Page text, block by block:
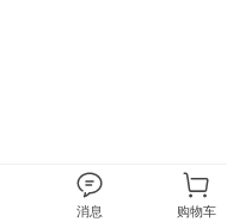
消息 购物车